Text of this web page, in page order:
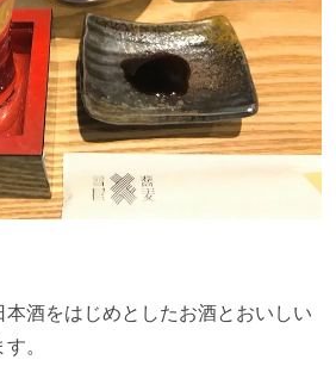
酒をはじめとしたお酒とおいしい
。